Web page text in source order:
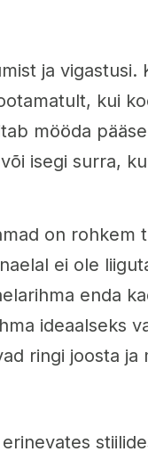
ja vigastusi.
kui
mööda
isegi surra,
on rohkem
ei ole
enda
ideaalseks
ringi joosta ja